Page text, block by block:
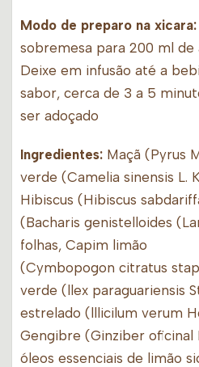
Modo de preparo na xicara:
sobremesa para 200 ml de
Deixe em infusão até a
sabor, cerca de 3 a 5
ser adoçado
Ingredientes: Maçã (Pyrus
verde (Camelia sinensis L.
Hibiscus (Hibiscus
(Bacharis genistelloides
folhas, Capim limão
(Cymbopogon citratus
verde (llex paraguariensis
estrelado (lllicilum verum
Gengibre (Ginziber oficinal
óleos essenciais de limão